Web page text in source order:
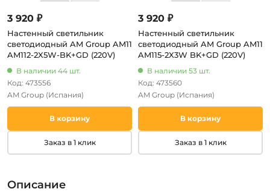
3 920 ₽
Настенный светильник
светодиодный AM Group AM11
AM112-2X5W-BK+GD (220V)
В наличии 44 шт.
Код: 473556
AM Group (Испания)
В корзину
Заказ в 1 клик
3 920 ₽
Настенный светильник
светодиодный AM Group AM11
AM115-2X3W BK+GD (220V)
В наличии 53 шт.
Код: 473560
AM Group (Испания)
В корзину
Заказ в 1 клик
Описание